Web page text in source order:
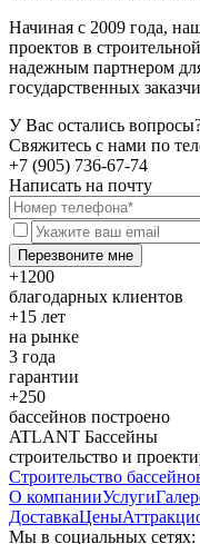
Начиная с 2009 года,
проектов в
надежным партнером
государственных
У Вас остались
Свяжитесь с нами по
+7 (905) 736-67-74
Написать на почту
Перезвоните мне
+1200
благодарных клиентов
+15 лет
на рынке
3 года
гарантии
+250
бассейнов построено
ATLANT Бассейны
строительство и
Строительство
О компанииУслуги
ДоставкаЦены
Мы в социальных сетях: